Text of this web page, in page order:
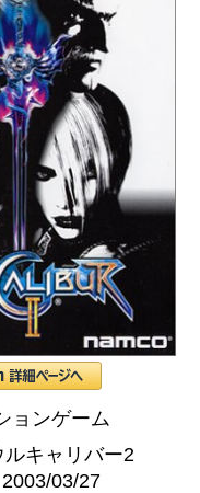
ョンゲーム
ルキャリバー2
03/27